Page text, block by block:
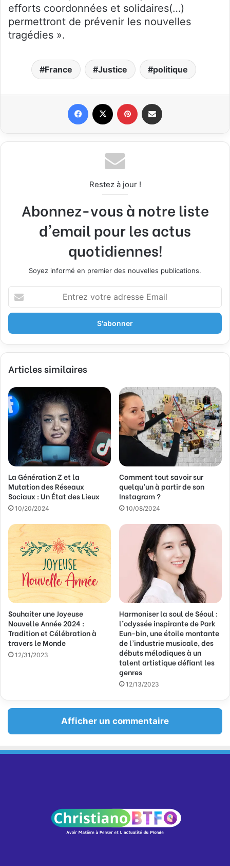
efforts coordonnées et solidaires(…)
permettront de prévenir les nouvelles
tragédies ».
France Justice politique
Facebook Pinterest
Restez à jour !
Abonnez-vous à notre liste
d'email pour les actus
quotidiennes!
Soyez informé en premier des nouvelles publications.
votre
adresse
Articles similaires
La Génération Z et la
Mutation des Réseaux
Sociaux : Un État des Lieux
10/20/2024
Comment tout savoir sur
quelqu’un à partir de son
Instagram ?
10/08/2024
Souhaiter une Joyeuse
Nouvelle Année 2024 :
Tradition et Célébration à
travers le Monde
12/31/2023
Harmoniser la soul de Séoul :
l’odyssée inspirante de Park
Eun-bin, une étoile montante
de l’industrie musicale, des
débuts mélodiques à un
talent artistique défiant les
genres
12/13/2023
Afficher un commentaire